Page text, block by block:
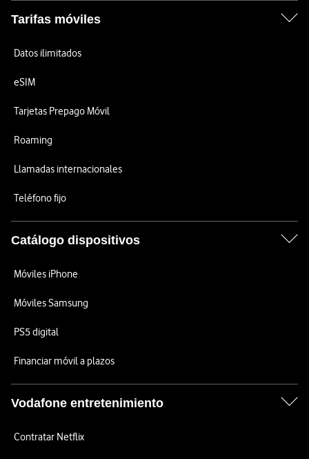
Tarifas móviles
Datos ilimitados
eSIM
Tarjetas Prepago Móvil
Roaming
Llamadas internacionales
Teléfono fijo
Catálogo dispositivos
Móviles iPhone
Móviles Samsung
PS5 digital
Financiar móvil a plazos
Vodafone entretenimiento
Contratar Netflix